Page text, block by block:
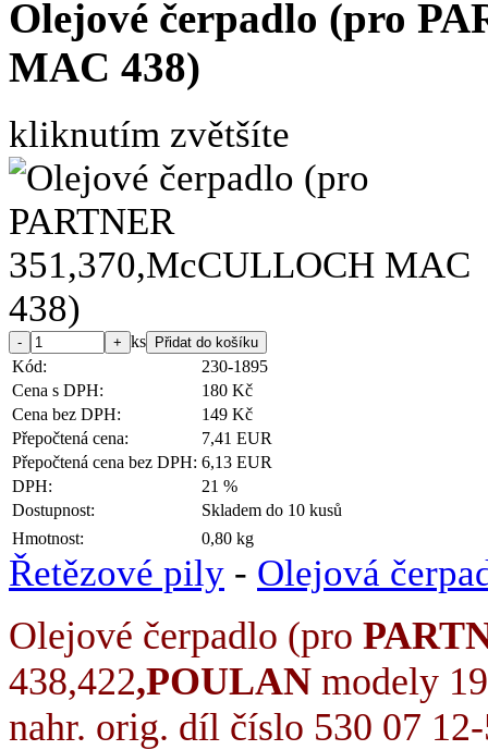
Olejové čerpadlo (pro
MAC 438)
kliknutím zvětšíte
ks
Kód:
230-1895
Cena s DPH:
180 Kč
Cena bez DPH:
149 Kč
Přepočtená cena:
7,41 EUR
Přepočtená cena bez DPH: 6,13 EUR
DPH:
21 %
Dostupnost:
Skladem do 10 kusů
Hmotnost:
0,80 kg
Řetězové pily - Olejová
Olejové čerpadlo (pro
438,422,POULAN modely
nahr. orig. díl číslo 530 07